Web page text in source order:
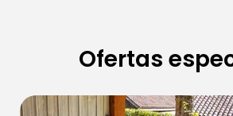
Ofertas